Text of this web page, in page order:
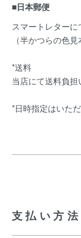
■日本郵便
スマートレターに
（半かつらの色
*送料
当店にて送料負担
*日時指定はいた
支払い方